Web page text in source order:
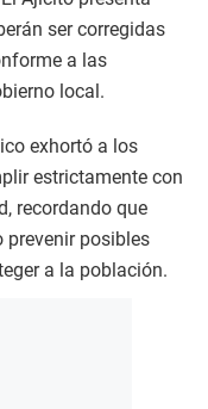
ser corregidas
a las
local.
exhortó a los
estrictamente con
recordando que
prevenir posibles
a la población.